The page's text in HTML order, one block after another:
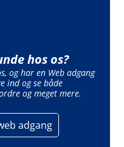
hos os?
og har en Web adgang
ind og se både
og meget mere.
adgang